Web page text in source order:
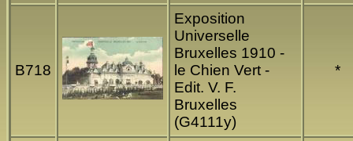
B718
Exposition
Universelle
Bruxelles 1910 -
le Chien Vert -
Edit. V. F.
Bruxelles
(G4111y)
*